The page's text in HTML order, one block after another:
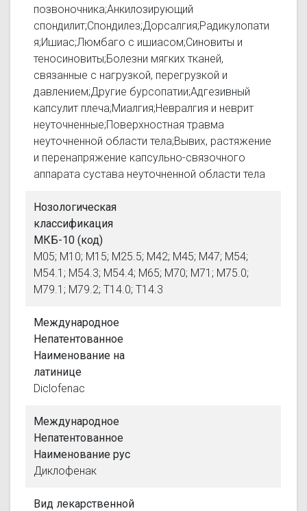
позвоночника;Анкилозирующий
спондилит;Спондилез;Дорсалгия;Радикулопати
я;Ишиас;Люмбаго с ишиасом;Синовиты и
теносиновиты;Болезни мягких тканей,
связанные с нагрузкой, перегрузкой и
давлением;Другие бурсопатии;Адгезивный
капсулит плеча;Миалгия;Невралгия и неврит
неуточненные;Поверхностная травма
неуточненной области тела;Вывих, растяжение
и перенапряжение капсульно-связочного
аппарата сустава неуточненной области тела
Нозологическая
классификация
МКБ-10 (код)
M05; M10; M15; M25.5; M42; M45; M47; M54;
M54.1; M54.3; M54.4; M65; M70; M71; M75.0;
M79.1; M79.2; T14.0; T14.3
Международное
Непатентованное
Наименование на
латинице
Diclofenac
Международное
Непатентованное
Наименование рус
Диклофенак
Вид лекарственной